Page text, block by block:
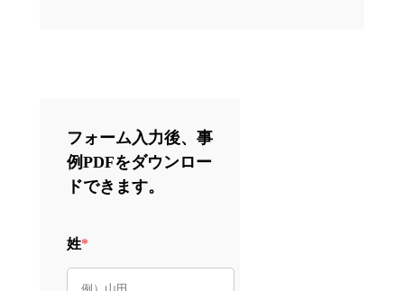
フォーム入力後、事
例PDFをダウンロー
ドできます。
姓*